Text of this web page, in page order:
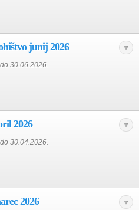
junij 2026
30.06.2026.
2026
30.04.2026.
2026